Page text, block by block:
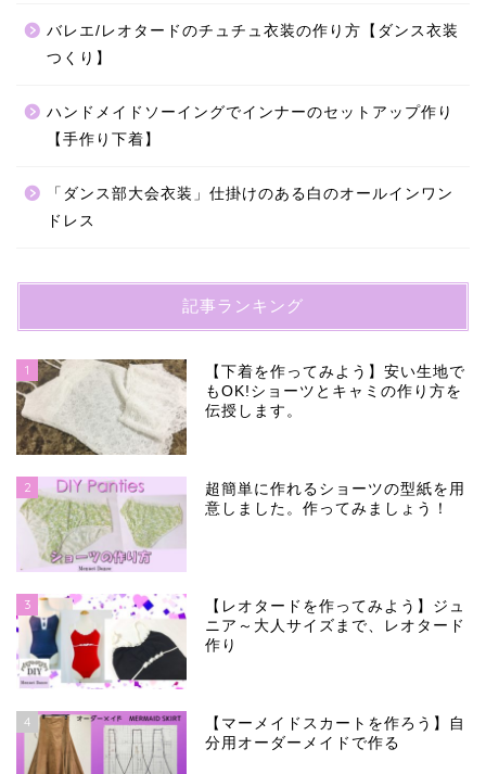
バレエ/レオタードのチュチュ衣装の作り方【ダンス衣装
つくり】
ハンドメイドソーイングでインナーのセットアップ作り
【手作り下着】
「ダンス部大会衣装」仕掛けのある白のオールインワン
ドレス
記事ランキング
1
【下着を作ってみよう】安い生地で
もOK!ショーツとキャミの作り方を
伝授します。
2
超簡単に作れるショーツの型紙を用
意しました。作ってみましょう！
3
【レオタードを作ってみよう】ジュ
ニア～大人サイズまで、レオタード
作り
4
【マーメイドスカートを作ろう】自
分用オーダーメイドで作る